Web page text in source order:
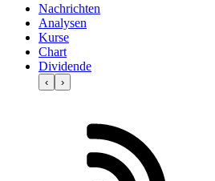
Nachrichten
Analysen
Kurse
Chart
Dividende
‹ ›